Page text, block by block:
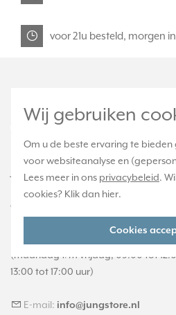
Wij gebruiken
Om u de beste ervaring te bieden
voor websiteanalyse en
Lees meer in ons privacybeleid.
cookies? Klik dan hier.
Cookies
voor 21u besteld, morgen
JUNGstore.nl is onderdeel van e-
International B.V. en geen webwinkel
onderdeel van Albrecht JUNG GMBH &
(maandag t/m vrijdag, 09:00 tot
13:00 tot 17:00 uur)
E-mail: info@jungstore.nl